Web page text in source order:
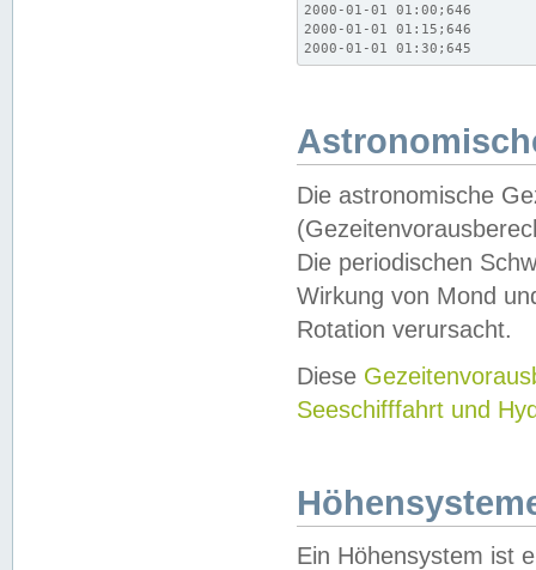
2000-01-01 01:00;646
2000-01-01 01:15;646
2000-01-01 01:30;645
Die astronomische
Die periodischen
Wirkung von Mond
Rotation verursacht.
Diese
Seeschifffahrt und
Ein Höhensystem ist